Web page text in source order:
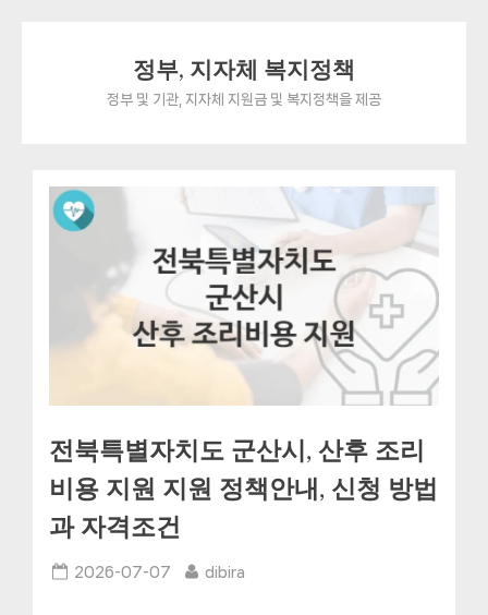
정부, 지자체 복지정책
정부 및 기관, 지자체 지원금 및 복지정책을 제공
전북특별자치도 군산시, 산후 조리
비용 지원 지원 정책안내, 신청 방법
과 자격조건
Posted
2026-07-07 By
dibira